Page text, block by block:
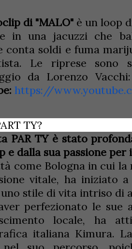
di "MALO" è un loop
in una jacuzzi che
conta soldi e fuma
Le riprese
da Lorenzo
https://
TY?
PAR TY è stato
e dalla sua passione
come Bologna in cui
vitale, ha iniziato
uno stile di vita intriso di
perfezionato le
locale, ha
italiana Kimura.